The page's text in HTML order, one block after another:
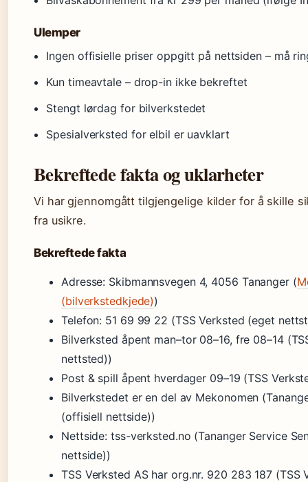
Ulemper
Ingen offisielle priser oppgitt på nettsiden – må
Kun timeavtale – drop-in ikke bekreftet
Stengt lørdag for bilverkstedet
Spesialverksted for elbil er uavklart
Bekreftede fakta og uklarheter
Vi har gjennomgått tilgjengelige kilder for å skille
fra usikre.
Bekreftede fakta
Adresse: Skibmannsvegen 4, 4056 Tananger (
(bilverkstedkjede))
Telefon: 51 69 99 22 (TSS Verksted (eget
Bilverksted åpent man–tor 08–16, fre 08–14
nettsted))
Post & spill åpent hverdager 09–19 (TSS
Bilverkstedet er en del av Mekonomen
(offisiell nettside))
Nettside: tss-verksted.no (Tananger Service
nettside))
TSS Verksted AS har org.nr. 920 283 187 (TSS